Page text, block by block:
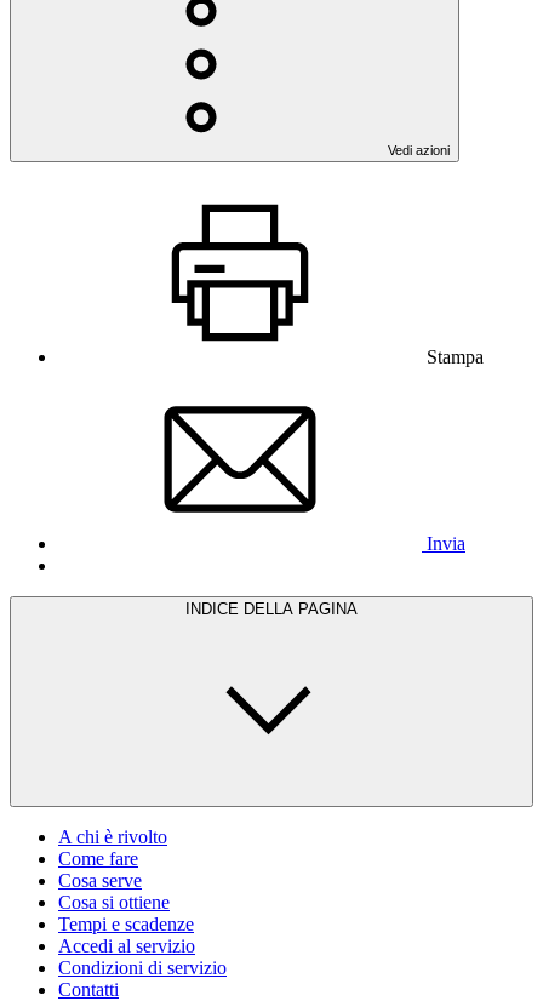
Vedi azioni
Stampa
Invia
INDICE DELLA PAGINA
A chi è rivolto
Come fare
Cosa serve
Cosa si ottiene
Tempi e scadenze
Accedi al servizio
Condizioni di servizio
Contatti